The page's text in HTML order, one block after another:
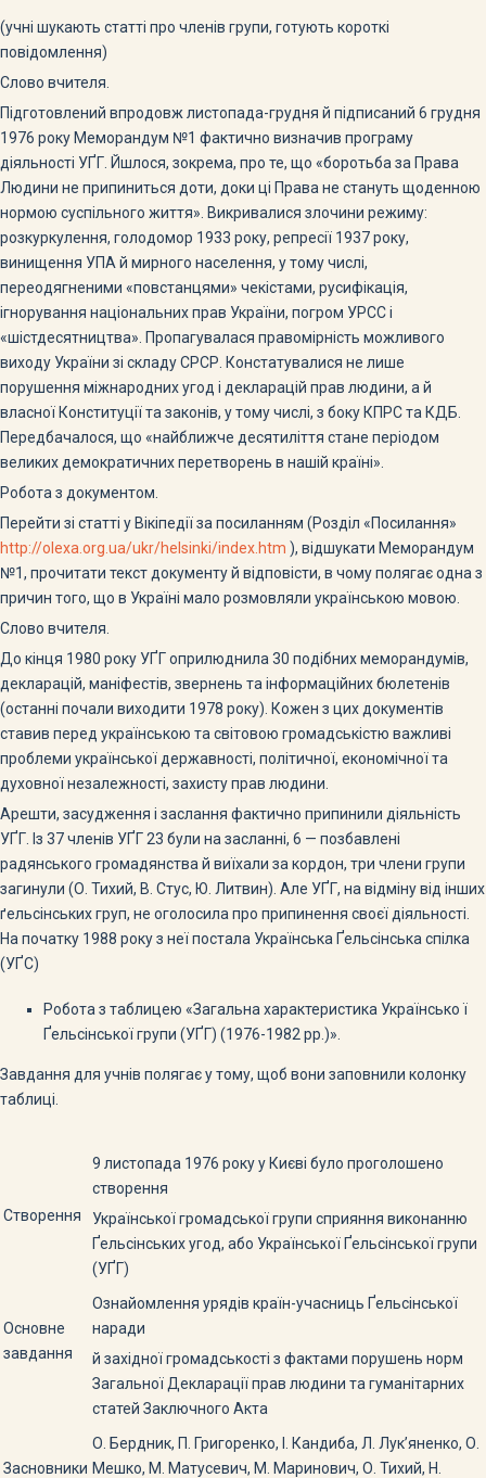
(учні шукають статті про членів групи, готують короткі
повідомлення)
Слово вчителя.
Підготовлений впродовж листопада-грудня й підписаний 6 грудня
1976 року Меморандум №1 фактично визначив програму
діяльності УҐГ. Йшлося, зокрема, про те, що «боротьба за Права
Людини не припиниться доти, доки ці Права не стануть щоденною
нормою суспільного життя». Викривалися злочини режиму:
розкуркулення, голодомор 1933 року, репресії 1937 року,
винищення УПА й мирного населення, у тому числі,
переодягненими «повстанцями» чекістами, русифікація,
ігнорування національних прав України, погром УРСС і
«шістдесятництва». Пропагувалася правомірність можливого
виходу України зі складу СРСР. Констатувалися не лише
порушення міжнародних угод і декларацій прав людини, а й
власної Конституції та законів, у тому числі, з боку КПРС та КДБ.
Передбачалося, що «найближче десятиліття стане періодом
великих демократичних перетворень в нашій країні».
Робота з документом.
Перейти зі статті у Вікіпедії за посиланням (Розділ «Посилання»
http://olexa.org.ua/ukr/helsinki/index.htm ), відшукати Меморандум
№1, прочитати текст документу й відповісти, в чому полягає одна з
причин того, що в Україні мало розмовляли українською мовою.
Слово вчителя.
До кінця 1980 року УҐГ оприлюднила 30 подібних меморандумів,
декларацій, маніфестів, звернень та інформаційних бюлетенів
(останні почали виходити 1978 року). Кожен з цих документів
ставив перед українською та світовою громадськістю важливі
проблеми української державності, політичної, економічної та
духовної незалежності, захисту прав людини.
Арешти, засудження і заслання фактично припинили діяльність
УҐГ. Із 37 членів УҐГ 23 були на засланні, 6 — позбавлені
радянського громадянства й виїхали за кордон, три члени групи
загинули (О. Тихий, В. Стус, Ю. Литвин). Але УҐГ, на відміну від інших
ґельсінських груп, не оголосила про припинення своєї діяльності.
На початку 1988 року з неї постала Українська Ґельсінська спілка
(УҐС)
Робота з таблицею «Загальна характеристика Українсько ї
Ґельсінської групи (УҐГ) (1976-1982 рр.)».
Завдання для учнів полягає у тому, щоб вони заповнили колонку
таблиці.
Створення
9 листопада 1976 року у Києві було проголошено
створення
Української громадської групи сприяння виконанню
Ґельсінських угод, або Української Ґельсінської групи
(УҐГ)
Основне
завдання
Ознайомлення урядів країн-учасниць Ґельсінської
наради
й західної громадськості з фактами порушень норм
Загальної Декларації прав людини та гуманітарних
статей Заключного Акта
Засновники
О. Бердник, П. Григоренко, І. Кандиба, Л. Лук’яненко, О.
Мешко, М. Матусевич, М. Маринович, О. Тихий, Н.